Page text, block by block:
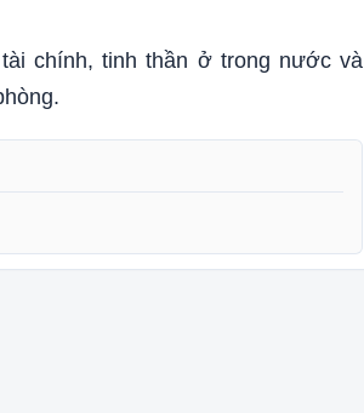
chính, tinh thần ở trong nước và